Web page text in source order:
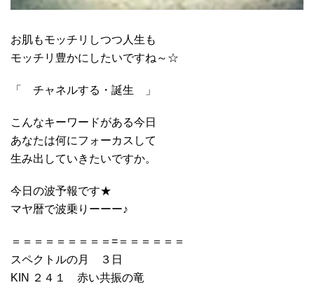
お肌もモッチリしつつ人生も
モッチリ豊かにしたいですね～☆
「 チャネルする・誕生 」
こんなキーワードがある今日
あなたは何にフォーカスして
生み出していきたいですか。
今日の波予報です★
マヤ暦で波乗りーーー♪
＝＝＝＝＝＝＝＝＝=＝＝＝＝＝＝
スペクトルの月 ３日
KIN ２４１ 赤い共振の竜